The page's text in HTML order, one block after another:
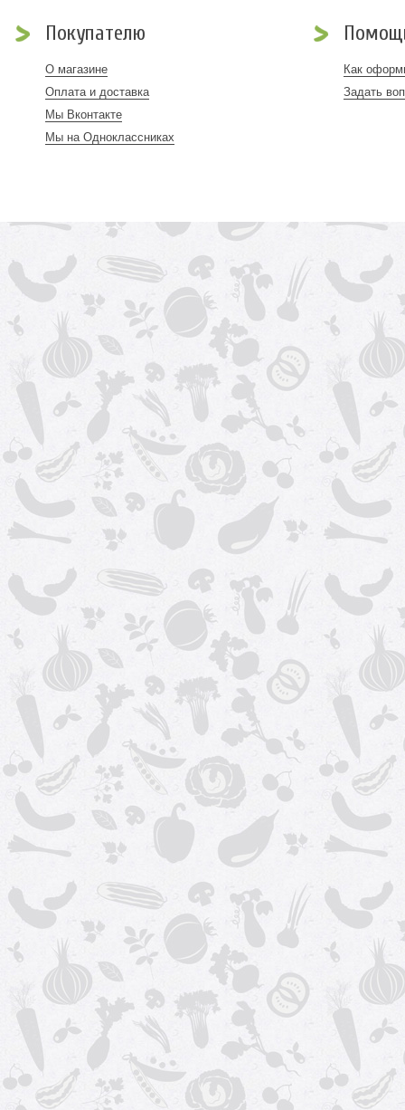
Покупателю
О магазине
Оплата и доставка
Мы Вконтакте
Мы на Одноклассниках
Как
Задать